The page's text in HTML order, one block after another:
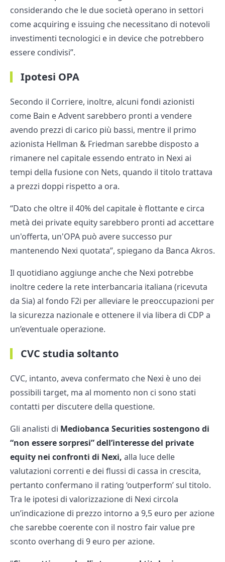
considerando che le due società operano in settori
come acquiring e issuing che necessitano di notevoli
investimenti tecnologici e in device che potrebbero
essere condivisi”.
Ipotesi OPA
Secondo il Corriere, inoltre, alcuni fondi azionisti
come Bain e Advent sarebbero pronti a vendere
avendo prezzi di carico più bassi, mentre il primo
azionista Hellman & Friedman sarebbe disposto a
rimanere nel capitale essendo entrato in Nexi ai
tempi della fusione con Nets, quando il titolo trattava
a prezzi doppi rispetto a ora.
“Dato che oltre il 40% del capitale è flottante e circa
metà dei private equity sarebbero pronti ad accettare
un'offerta, un'OPA può avere successo pur
mantenendo Nexi quotata”, spiegano da Banca Akros.
Il quotidiano aggiunge anche che Nexi potrebbe
inoltre cedere la rete interbancaria italiana (ricevuta
da Sia) al fondo F2i per alleviare le preoccupazioni per
la sicurezza nazionale e ottenere il via libera di CDP a
un’eventuale operazione.
CVC studia soltanto
CVC, intanto, aveva confermato che Nexi è uno dei
possibili target, ma al momento non ci sono stati
contatti per discutere della questione.
Gli analisti di Mediobanca Securities sostengono di
“non essere sorpresi” dell’interesse del private
equity nei confronti di Nexi, alla luce delle
valutazioni correnti e dei flussi di cassa in crescita,
pertanto confermano il rating ‘outperform’ sul titolo.
Tra le ipotesi di valorizzazione di Nexi circola
un’indicazione di prezzo intorno a 9,5 euro per azione
che sarebbe coerente con il nostro fair value pre
sconto overhang di 9 euro per azione.